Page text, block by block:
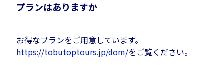
プランはありますか
お得なプランをご用意しています。
https://tobutoptours.jp/dom/をご覧ください。